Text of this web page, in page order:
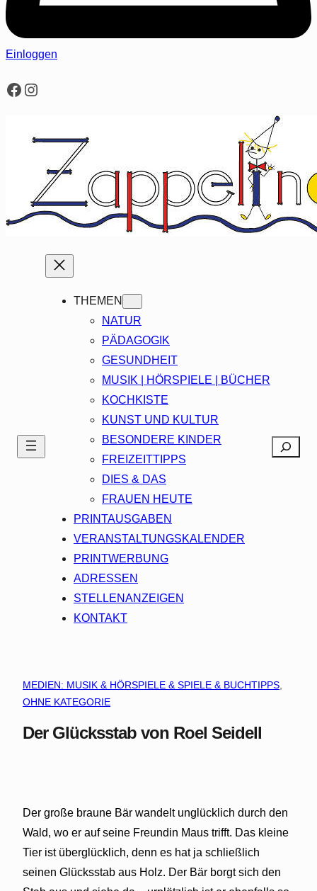
Einloggen
Facebook
Instagram
THEMEN
NATUR
PÄDAGOGIK
GESUNDHEIT
MUSIK | HÖRSPIELE | BÜCHER
KOCHKISTE
KUNST UND KULTUR
BESONDERE KINDER
FREIZEITTIPPS
DIES & DAS
FRAUEN HEUTE
PRINTAUSGABEN
VERANSTALTUNGSKALENDER
PRINTWERBUNG
ADRESSEN
STELLENANZEIGEN
KONTAKT
Search
MEDIEN: MUSIK & HÖRSPIELE & SPIELE & BUCHTIPPS
OHNE KATEGORIE
Der Glücksstab von Roel Seidell
Der große braune Bär wandelt unglücklich durch den
Wald, wo er auf seine Freundin Maus trifft. Das kleine
Tier ist überglücklich, denn es hat ja schließlich
seinen Glücksstab aus Holz. Der Bär borgt sich den